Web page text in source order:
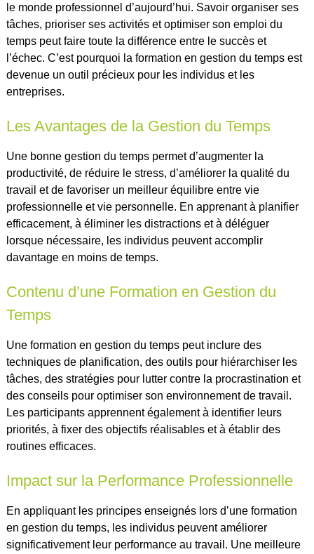
le monde professionnel d’aujourd’hui. Savoir organiser ses
tâches, prioriser ses activités et optimiser son emploi du
temps peut faire toute la différence entre le succès et
l’échec. C’est pourquoi la formation en gestion du temps est
devenue un outil précieux pour les individus et les
entreprises.
Les Avantages de la Gestion du Temps
Une bonne gestion du temps permet d’augmenter la
productivité, de réduire le stress, d’améliorer la qualité du
travail et de favoriser un meilleur équilibre entre vie
professionnelle et vie personnelle. En apprenant à planifier
efficacement, à éliminer les distractions et à déléguer
lorsque nécessaire, les individus peuvent accomplir
davantage en moins de temps.
Contenu d’une Formation en Gestion du
Temps
Une formation en gestion du temps peut inclure des
techniques de planification, des outils pour hiérarchiser les
tâches, des stratégies pour lutter contre la procrastination et
des conseils pour optimiser son environnement de travail.
Les participants apprennent également à identifier leurs
priorités, à fixer des objectifs réalisables et à établir des
routines efficaces.
Impact sur la Performance Professionnelle
En appliquant les principes enseignés lors d’une formation
en gestion du temps, les individus peuvent améliorer
significativement leur performance au travail. Une meilleure